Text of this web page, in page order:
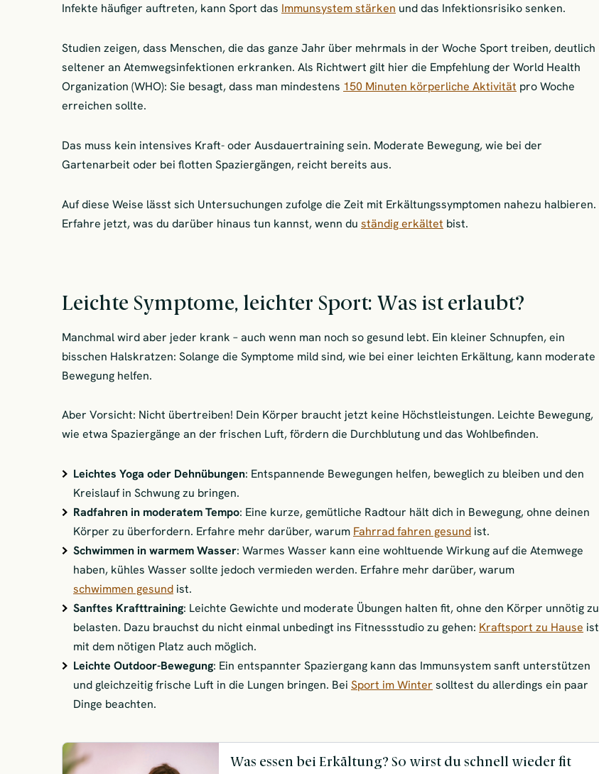
Infekte häufiger auftreten, kann Sport das Immunsystem stärken und das Infektionsrisiko senken.
Studien zeigen, dass Menschen, die das ganze Jahr über mehrmals in der Woche Sport treiben, deutlich
seltener an Atemwegsinfektionen erkranken. Als Richtwert gilt hier die Empfehlung der World Health
Organization (WHO): Sie besagt, dass man mindestens 150 Minuten körperliche Aktivität pro Woche
erreichen sollte.
Das muss kein intensives Kraft- oder Ausdauertraining sein. Moderate Bewegung, wie bei der
Gartenarbeit oder bei flotten Spaziergängen, reicht bereits aus.
Auf diese Weise lässt sich Untersuchungen zufolge die Zeit mit Erkältungssymptomen nahezu halbieren.
Erfahre jetzt, was du darüber hinaus tun kannst, wenn du ständig erkältet bist.
Leichte Symptome, leichter Sport: Was ist erlaubt?
Manchmal wird aber jeder krank – auch wenn man noch so gesund lebt. Ein kleiner Schnupfen, ein
bisschen Halskratzen: Solange die Symptome mild sind, wie bei einer leichten Erkältung, kann moderate
Bewegung helfen.
Aber Vorsicht: Nicht übertreiben! Dein Körper braucht jetzt keine Höchstleistungen. Leichte Bewegung,
wie etwa Spaziergänge an der frischen Luft, fördern die Durchblutung und das Wohlbefinden.
Leichtes Yoga oder Dehnübungen: Entspannende Bewegungen helfen, beweglich zu bleiben und den
Kreislauf in Schwung zu bringen.
Radfahren in moderatem Tempo: Eine kurze, gemütliche Radtour hält dich in Bewegung, ohne deinen
Körper zu überfordern. Erfahre mehr darüber, warum Fahrrad fahren gesund ist.
Schwimmen in warmem Wasser: Warmes Wasser kann eine wohltuende Wirkung auf die Atemwege
haben, kühles Wasser sollte jedoch vermieden werden. Erfahre mehr darüber, warum
schwimmen gesund ist.
Sanftes Krafttraining: Leichte Gewichte und moderate Übungen halten fit, ohne den Körper unnötig zu
belasten. Dazu brauchst du nicht einmal unbedingt ins Fitnessstudio zu gehen: Kraftsport zu Hause ist
mit dem nötigen Platz auch möglich.
Leichte Outdoor-Bewegung: Ein entspannter Spaziergang kann das Immunsystem sanft unterstützen
und gleichzeitig frische Luft in die Lungen bringen. Bei Sport im Winter solltest du allerdings ein paar
Dinge beachten.
Was essen bei Erkältung? So wirst du schnell wieder fit